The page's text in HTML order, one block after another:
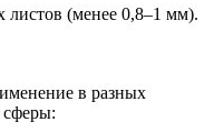
листов (менее 0,8–1 мм).
в разных
сферы: